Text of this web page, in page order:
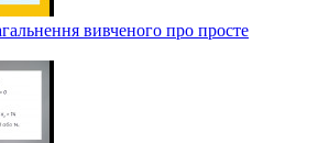
вивченого про просте